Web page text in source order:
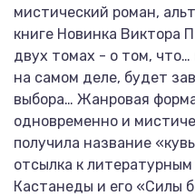
мистический роман,
книге Новинка Виктора
двух томах - о том, что…
на самом деле, будет
выбора… Жанровая
одновременно и
получила название
отсылка к
Кастанеды и его «Силы